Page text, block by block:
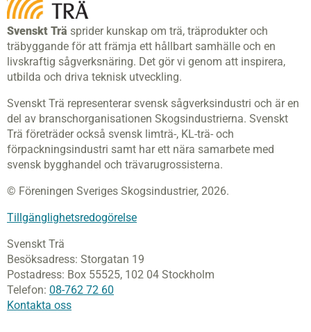
Svenskt Trä sprider kunskap om trä, träprodukter och
träbyggande för att främja ett hållbart samhälle och en
livskraftig sågverksnäring. Det gör vi genom att inspirera,
utbilda och driva teknisk utveckling.
Svenskt Trä representerar svensk sågverksindustri och är en
del av branschorganisationen Skogsindustrierna. Svenskt
Trä företräder också svensk limträ-, KL-trä- och
förpackningsindustri samt har ett nära samarbete med
svensk bygghandel och trävarugrossisterna.
© Föreningen Sveriges Skogsindustrier, 2026.
Tillgänglighetsredogörelse
Svenskt Trä
Besöksadress: Storgatan 19
Postadress: Box 55525, 102 04 Stockholm
Telefon: 08-762 72 60
Kontakta oss